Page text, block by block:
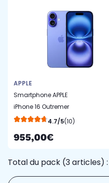
APPLE
Smartphone APPLE
iPhone 16 Outremer
256Go
4.7/5(10)
955,00€
Total du pack (3 articles) :